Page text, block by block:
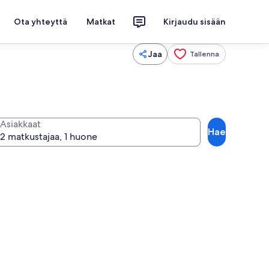
Ota yhteyttä Matkat Kirjaudu sisään
Jaa Tallenna
Asiakkaat
Hae